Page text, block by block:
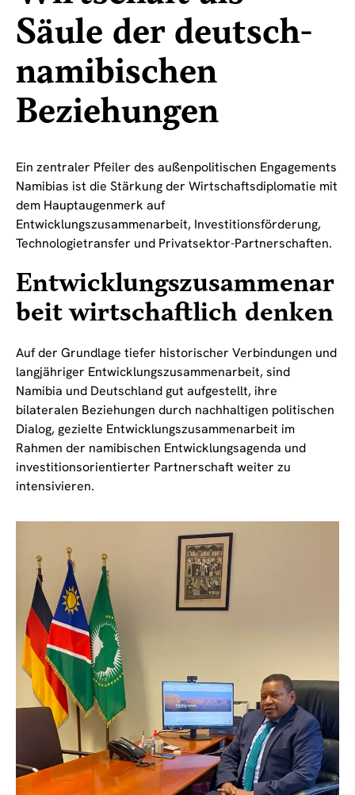
Säule der deutsch-
namibischen
Beziehungen
Ein zentraler Pfeiler des außenpolitischen Engagements
Namibias ist die Stärkung der Wirtschaftsdiplomatie mit
dem Hauptaugenmerk auf
Entwicklungszusammenarbeit, Investitionsförderung,
Technologietransfer und Privatsektor-Partnerschaften.
Entwicklungszusammenar
beit wirtschaftlich denken
Auf der Grundlage tiefer historischer Verbindungen und
langjähriger Entwicklungszusammenarbeit, sind
Namibia und Deutschland gut aufgestellt, ihre
bilateralen Beziehungen durch nachhaltigen politischen
Dialog, gezielte Entwicklungszusammenarbeit im
Rahmen der namibischen Entwicklungsagenda und
investitionsorientierter Partnerschaft weiter zu
intensivieren.